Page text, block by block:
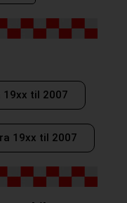
til 2007
19xx til 2007